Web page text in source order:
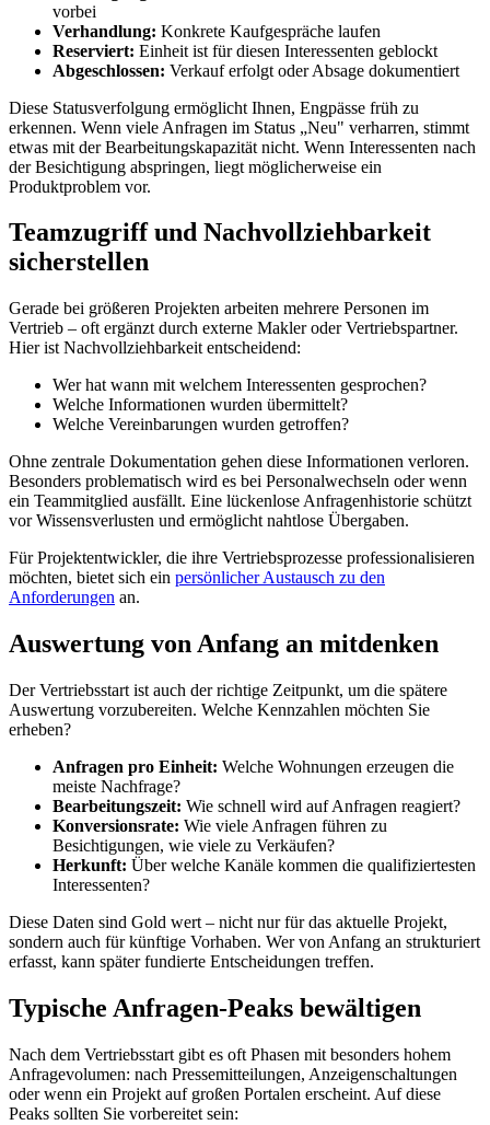
vorbei
Verhandlung: Konkrete Kaufgespräche laufen
Reserviert: Einheit ist für diesen Interessenten geblockt
Abgeschlossen: Verkauf erfolgt oder Absage dokumentiert
Diese Statusverfolgung ermöglicht Ihnen, Engpässe früh zu
erkennen. Wenn viele Anfragen im Status „Neu" verharren, stimmt
etwas mit der Bearbeitungskapazität nicht. Wenn Interessenten nach
der Besichtigung abspringen, liegt möglicherweise ein
Produktproblem vor.
Teamzugriff und Nachvollziehbarkeit
sicherstellen
Gerade bei größeren Projekten arbeiten mehrere Personen im
Vertrieb – oft ergänzt durch externe Makler oder Vertriebspartner.
Hier ist Nachvollziehbarkeit entscheidend:
Wer hat wann mit welchem Interessenten gesprochen?
Welche Informationen wurden übermittelt?
Welche Vereinbarungen wurden getroffen?
Ohne zentrale Dokumentation gehen diese Informationen verloren.
Besonders problematisch wird es bei Personalwechseln oder wenn
ein Teammitglied ausfällt. Eine lückenlose Anfragenhistorie schützt
vor Wissensverlusten und ermöglicht nahtlose Übergaben.
Für Projektentwickler, die ihre Vertriebsprozesse professionalisieren
möchten, bietet sich ein persönlicher Austausch zu den
Anforderungen an.
Auswertung von Anfang an mitdenken
Der Vertriebsstart ist auch der richtige Zeitpunkt, um die spätere
Auswertung vorzubereiten. Welche Kennzahlen möchten Sie
erheben?
Anfragen pro Einheit: Welche Wohnungen erzeugen die
meiste Nachfrage?
Bearbeitungszeit: Wie schnell wird auf Anfragen reagiert?
Konversionsrate: Wie viele Anfragen führen zu
Besichtigungen, wie viele zu Verkäufen?
Herkunft: Über welche Kanäle kommen die qualifiziertesten
Interessenten?
Diese Daten sind Gold wert – nicht nur für das aktuelle Projekt,
sondern auch für künftige Vorhaben. Wer von Anfang an strukturiert
erfasst, kann später fundierte Entscheidungen treffen.
Typische Anfragen-Peaks bewältigen
Nach dem Vertriebsstart gibt es oft Phasen mit besonders hohem
Anfragevolumen: nach Pressemitteilungen, Anzeigenschaltungen
oder wenn ein Projekt auf großen Portalen erscheint. Auf diese
Peaks sollten Sie vorbereitet sein: